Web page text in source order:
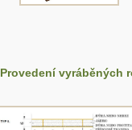
Provedení vyráběných